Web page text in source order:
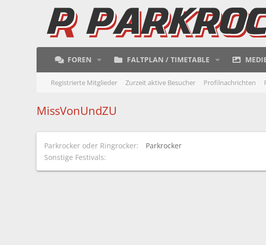
FOREN FALTPLAN / TIMETABLE
Registrierte Mitglieder Zurzeit aktive Besucher Profilnachrichten
MissVonUndZU
Parkrocker oder Ringrocker
Parkrocker
Sonstige Festivals